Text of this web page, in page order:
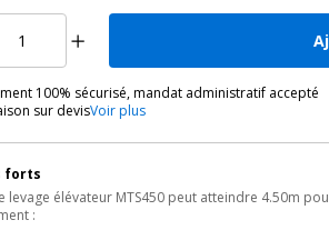
100% sécurisé, mandat administratif accepté
sur devisVoir plus
forts
levage élévateur MTS450 peut atteindre 4.50m
: